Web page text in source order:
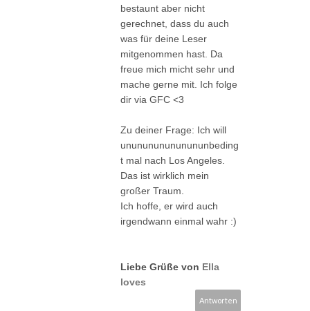
bestaunt aber nicht
gerechnet, dass du auch
was für deine Leser
mitgenommen hast. Da
freue mich micht sehr und
mache gerne mit. Ich folge
dir via GFC <3
Zu deiner Frage: Ich will
ununununununununbeding
t mal nach Los Angeles.
Das ist wirklich mein
großer Traum.
Ich hoffe, er wird auch
irgendwann einmal wahr :)
Liebe Grüße von Ella
loves
Antworten